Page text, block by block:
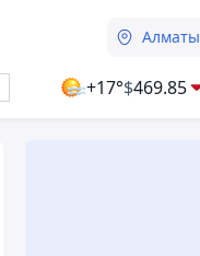
Алматы
+17°$469.85